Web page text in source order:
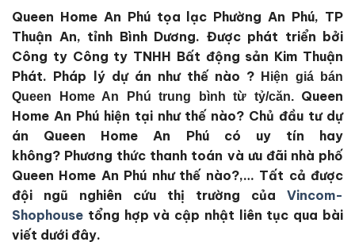
Queen Home An Phú tọa lạc Phường An Phú, TP
Thuận An, tỉnh Bình Dương. Được phát triển bởi
Công ty Công ty TNHH Bất động sản Kim Thuận
Phát. Pháp lý dự án như thế nào ?
Hiện giá bán
Queen Home An Phú trung bình từ tỷ/căn. Queen
Home An Phú hiện tại như thế nào? Chủ đầu tư dự
án Queen Home An Phú có uy tín hay
không? Phương thức thanh toán và ưu đãi nhà phố
Queen Home An Phú như thế nào?,… Tất cả được
đội ngũ nghiên cứu thị trường của Vincom-
Shophouse tổng hợp và cập nhật liên tục qua bài
viết dưới đây.